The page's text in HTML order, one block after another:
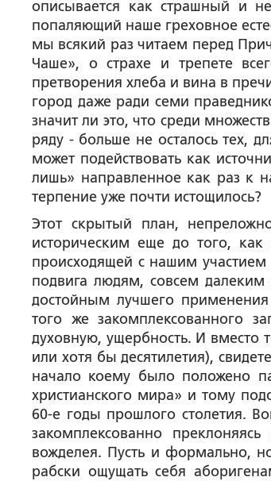
описывается как страшный и
попаляющий наше греховное
мы всякий раз читаем перед
Чаше», о страхе и трепете
претворения хлеба и вина в
город даже ради семи
значит ли это, что среди
ряду - больше не осталось тех,
может подействовать как
лишь» направленное как раз к
терпение уже почти истощилось?
Этот скрытый план,
историческим еще до того,
происходящей с нашим
подвига людям, совсем далеким
достойным лучшего
того же закомплексованного
духовную, ущербность. И вместо
или хотя бы десятилетия),
начало коему было положено
христианского мира» и тому
60-е годы прошлого столетия.
закомплексованно
вожделея. Пусть и формально,
рабски ощущать себя